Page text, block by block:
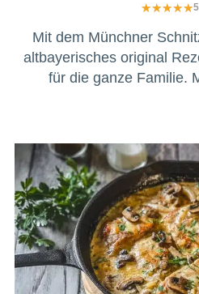
Mit dem Münchner
altbayerisches original
für die ganze Familie.